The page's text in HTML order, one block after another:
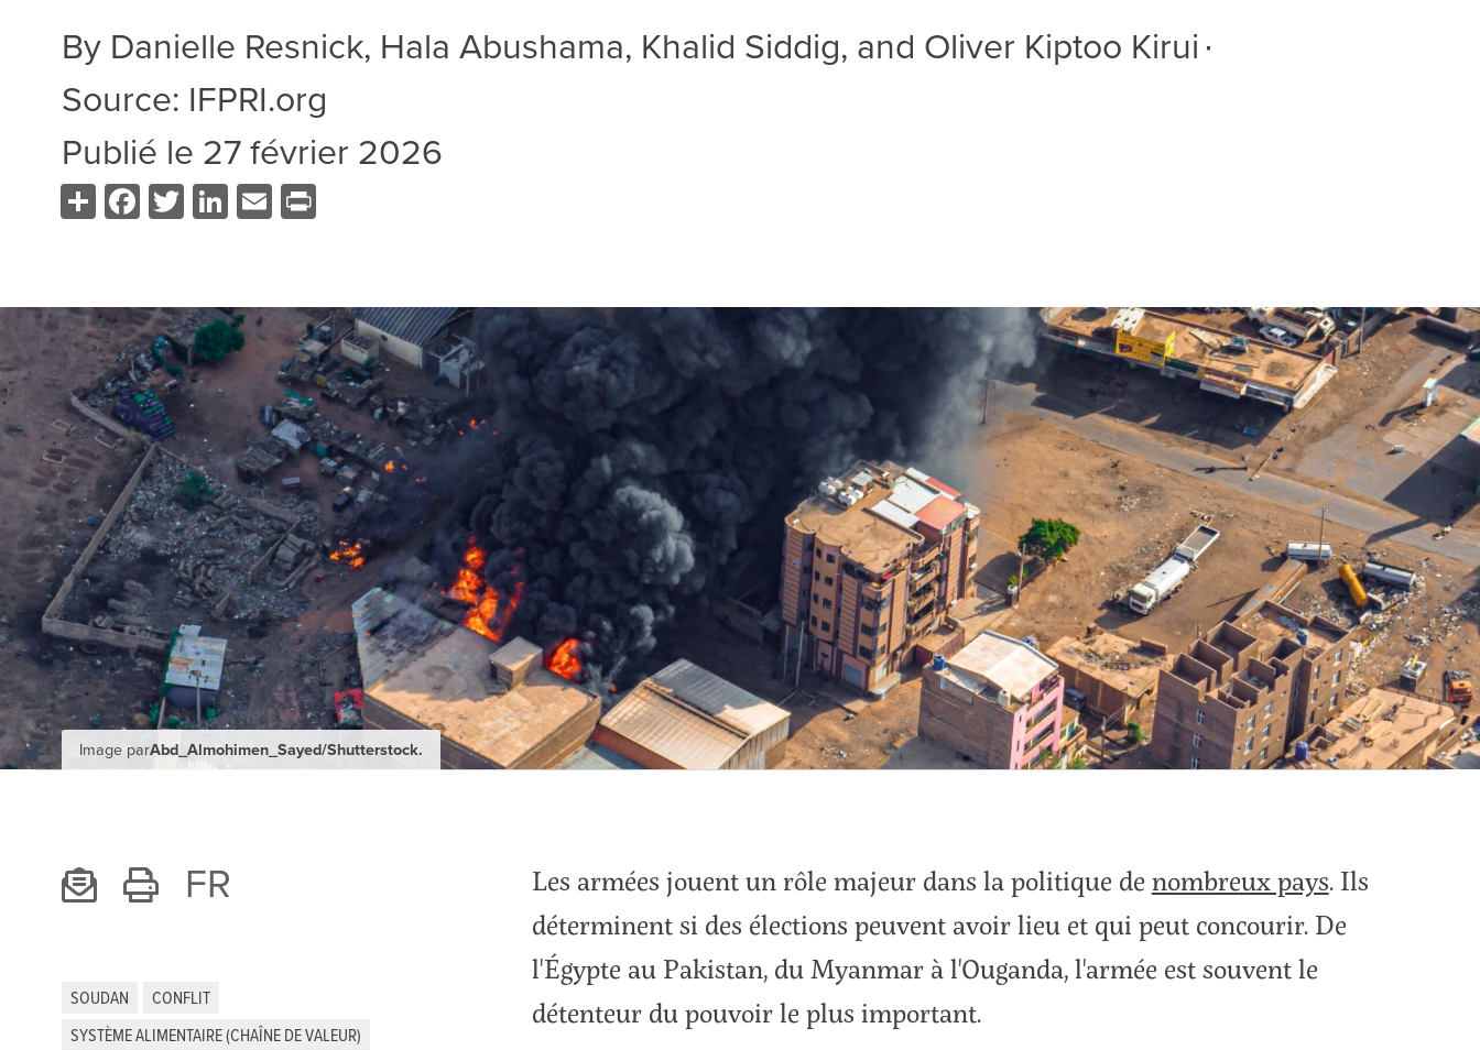
By Danielle Resnick, Hala Abushama, Khalid Siddig, and Oliver Kiptoo Kirui ∙
Source: IFPRI.org
Publié le 27 février 2026
ShareFacebook
Twitter
LinkedIn
Email
Image parAbd_Almohimen_Sayed/Shutterstock.
FR
SOUDAN
CONFLIT
SYSTÈME ALIMENTAIRE (CHAÎNE DE VALEUR)
Les armées jouent un rôle majeur dans la politique de nombreux pays. Ils
déterminent si des élections peuvent avoir lieu et qui peut concourir. De
l'Égypte au Pakistan, du Myanmar à l'Ouganda, l'armée est souvent le
détenteur du pouvoir le plus important.